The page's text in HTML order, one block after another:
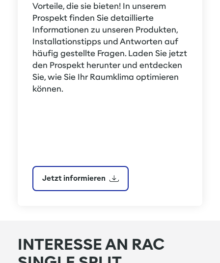
Vorteile, die sie bieten! In unserem
Prospekt finden Sie detaillierte
Informationen zu unseren Produkten,
Installationstipps und Antworten auf
häufig gestellte Fragen. Laden Sie jetzt
den Prospekt herunter und entdecken
Sie, wie Sie Ihr Raumklima optimieren
können.
Jetzt informieren
INTERESSE AN RAC